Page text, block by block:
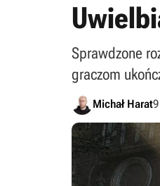
Sprawdzone
graczom
Michał Harat